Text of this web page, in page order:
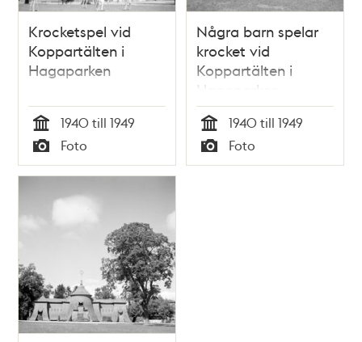
Krocketspel vid
Koppartälten i
Hagaparken
Tid
1940 till 1949
Typ
Foto
Några barn spelar
krocket vid
Koppartälten i
Hagaparken
Tid
1940 till 1949
Typ
Foto